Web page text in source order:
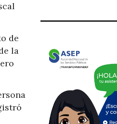
de
la